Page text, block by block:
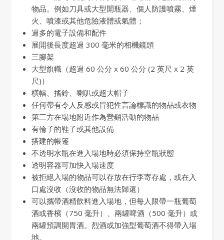
物品。例如刀具或大型開瓶器、個人防護噴霧、煙
火、噴漆或其他危險液體或氣體；
過多的電子設備和配件
展開後長度超過 300 毫米的相機鏡頭
三腳架
大型旗幟（超過 60 公分 x 60 公分 (2 英尺 x 2 英
尺)）
橫幅、搖鈴、喇叭或超大帽子
任何帶有令人反感或冒犯性言論標識的物品或衣物
第三方在場地附近作為營銷活動的物品
有輪子的鞋子或其他設備
搭建的帳篷
不透明水瓶在進入場地時必須保持空瓶狀態
透明容器可加快入場速度
被拒絕入場的物品可以存放在行李寄存處，或在入
口處沒收（沒收的物品無法歸還）
可以攜帶酒精飲料進入場地，但每人限帶一瓶葡萄
酒或香檳（750 毫升）、兩罐啤酒（500 毫升）或
兩罐預調開胃酒。烈酒或加強型葡萄酒不得帶入場
地。